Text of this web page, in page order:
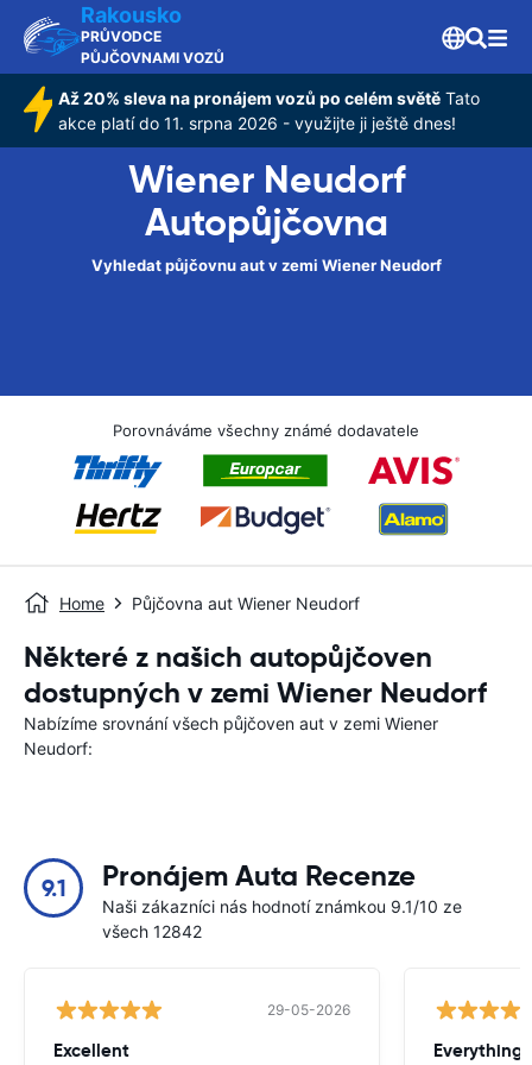
Rakousko
PRŮVODCE
PŮJČOVNAMI VOZŮ
Až 20% sleva na pronájem vozů po celém světě Tato
akce platí do 11. srpna 2026 - využijte ji ještě dnes!
Wiener Neudorf
Autopůjčovna
Vyhledat půjčovnu aut v zemi Wiener Neudorf
Porovnáváme všechny známé dodavatele
Home Půjčovna aut Wiener Neudorf
Některé z našich autopůjčoven
dostupných v zemi Wiener Neudorf
Nabízíme srovnání všech půjčoven aut v zemi Wiener
Neudorf:
9.1 Pronájem Auta Recenze
Naši zákazníci nás hodnotí známkou 9.1/10 ze
všech 12842
29-05-2026
Excellent Everything